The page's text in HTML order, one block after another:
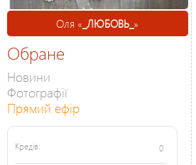
Оля « _ЛЮБОВЬ_ »
Обране
Новини
Фотографії
Прямий ефір
Кредів: 0